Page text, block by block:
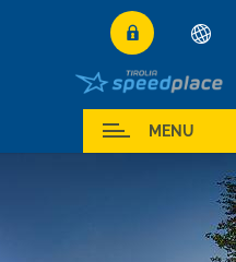
Deutsch
English
Français
MENU